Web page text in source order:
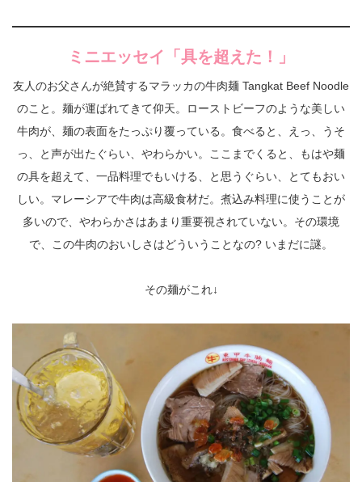
ミニエッセイ「具を超えた！」
友人のお父さんが絶賛するマラッカの牛肉麺 Tangkat Beef Noodle
のこと。麺が運ばれてきて仰天。ローストビーフのような美しい
牛肉が、麺の表面をたっぷり覆っている。食べると、えっ、うそ
っ、と声が出たぐらい、やわらかい。ここまでくると、もはや麺
の具を超えて、一品料理でもいける、と思うぐらい、とてもおい
しい。マレーシアで牛肉は高級食材だ。煮込み料理に使うことが
多いので、やわらかさはあまり重要視されていない。その環境
で、この牛肉のおいしさはどういうことなの? いまだに謎。
その麺がこれ↓